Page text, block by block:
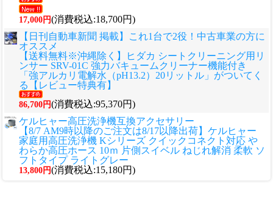
17,000円(消費税込:18,700円)
【日刊自動車新聞 掲載】これ1台で2役！中古車業の方に
オススメ
【送料無料※沖縄除く】ヒダカ シートクリーニング用リ
ンサー SRV-01C 強力バキュームクリーナー機能付き
「強アルカリ電解水（pH13.2）20リットル」がついてく
る【レビュー特典有】
86,700円(消費税込:95,370円)
ケルヒャー高圧洗浄機互換アクセサリー
【8/7 AM9時以降のご注文は8/17以降出荷】ケルヒャー
家庭用高圧洗浄機 Kシリーズ クイックコネクト対応 や
わらか高圧ホース 10ｍ 片側スイベル ねじれ解消 柔軟 ソ
フトタイプ ライトグレー
13,800円(消費税込:15,180円)